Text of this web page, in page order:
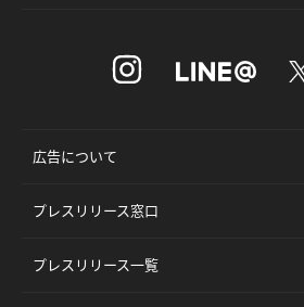
広告について
プレスリリース窓口
プレスリリース一覧